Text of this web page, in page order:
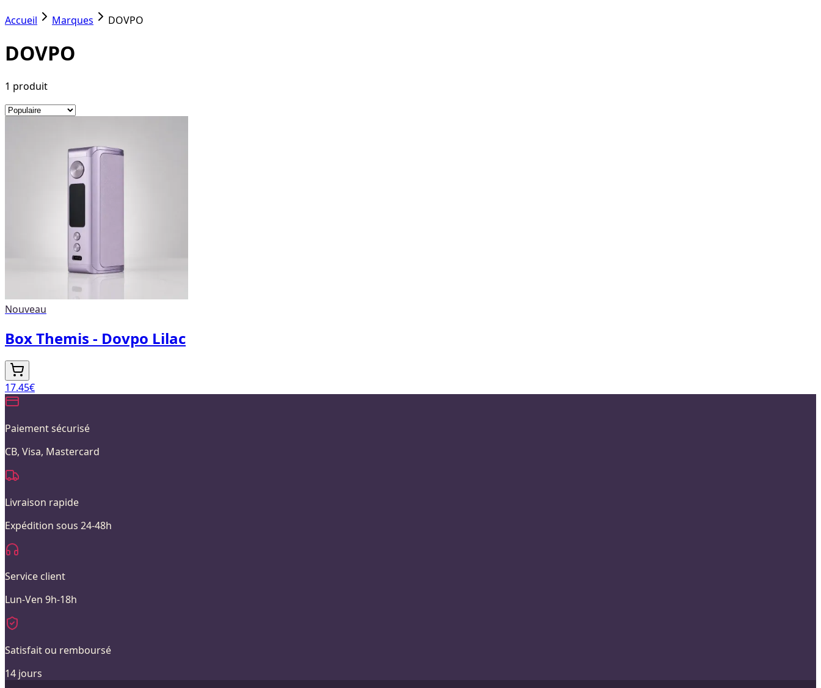
Accueil Marques DOVPO
DOVPO
1 produit
Nouveau
Box Themis - Dovpo Lilac
17.45€
Paiement sécurisé
CB, Visa, Mastercard
Livraison rapide
Expédition sous 24-48h
Service client
Lun-Ven 9h-18h
Satisfait ou remboursé
14 jours